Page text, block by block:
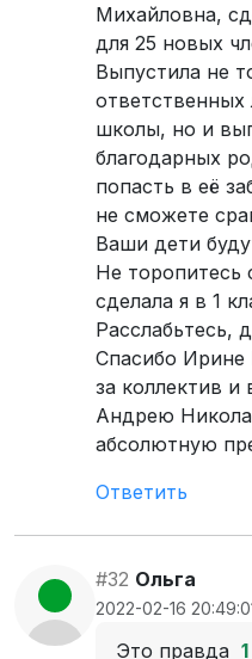
Михайловна,
для 25 новых
Выпустила не
школы, но и
благодарных
попасть в её
не сможете
Ваши дети
Не торопитесь
сделала я в 1
Расслабьтесь,
Спасибо Ирине
за коллектив и
Андрею
абсолютную
Ответить
#32 Ольга
2022-02-16
Это правда 1